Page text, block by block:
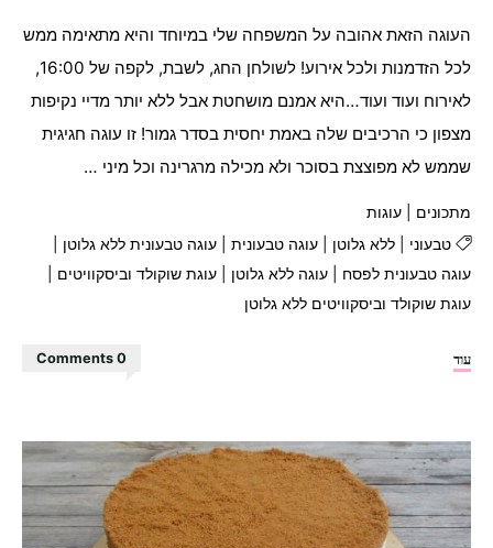
העוגה הזאת אהובה על המשפחה שלי במיוחד והיא מתאימה ממש
לכל הזדמנות ולכל אירוע! לשולחן החג, לשבת, לקפה של 16:00,
לאירוח ועוד ועוד…היא אמנם מושחטת אבל ללא יותר מדיי נקיפות
מצפון כי הרכיבים שלה באמת יחסית בסדר גמור! זו עוגה חגיגית
שממש לא מפוצצת בסוכר ולא מכילה מרגרינה וכל מיני …
מתכונים
עוגות
טבעוני
ללא גלוטן עוגה טבעונית| עוגה טבעונית ללא גלוטן
עוגה טבעונית לפסח |עוגה ללא גלוטן |עוגת שוקולד וביסקוויטים
עוגת שוקולד וביסקוויטים ללא גלוטן
עוד"עוגת
ללא
גלוטן"
0 Comments